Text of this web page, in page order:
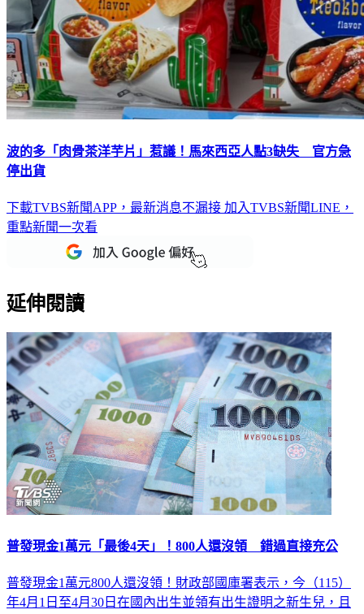
波的多「肉骨茶洋芋片」惹議！馬來西亞人點3缺失 官方急
停出貨
下載TVBS新聞APP，最新消息不漏接 加入TVBS新聞LINE，
重點新聞一次看
延伸閱讀
普發現金1萬元「最後4天」！800人還沒領 錯過直接充公
普發現金1萬元800人還沒領！財政部國庫署表示，今（115）
年4月1日至4月30日在國內出生並領有出生證明之新生兒，且